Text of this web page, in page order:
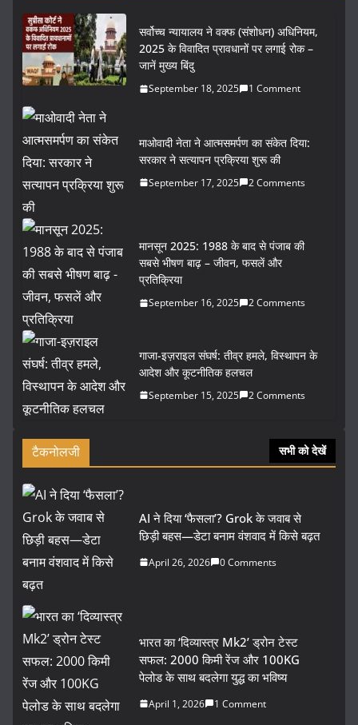
सर्वोच्च न्यायालय ने वक्फ (संशोधन) अधिनियम,
2025 के विवादित प्रावधानों पर लगाई रोक –
जानें मुख्य बिंदु
September 18, 2025 1 Comment
माओवादी नेता ने आत्मसमर्पण का संकेत दिया:
सरकार ने सत्यापन प्रक्रिया शुरू की
September 17, 2025 2 Comments
मानसून 2025: 1988 के बाद से पंजाब की
सबसे भीषण बाढ़ – जीवन, फसलें और
प्रतिक्रिया
September 16, 2025 2 Comments
गाजा-इज़राइल संघर्ष: तीव्र हमले, विस्थापन के
आदेश और कूटनीतिक हलचल
September 15, 2025 2 Comments
टैकनोलजी सभी को देखें
AI ने दिया ‘फैसला’? Grok के जवाब से
छिड़ी बहस—डेटा बनाम वंशवाद में किसे बढ़त
April 26, 2026 0 Comments
भारत का ‘दिव्यास्त्र Mk2’ ड्रोन टेस्ट
सफल: 2000 किमी रेंज और 100KG
पेलोड के साथ बदलेगा युद्ध का भविष्य
April 1, 2026 1 Comment